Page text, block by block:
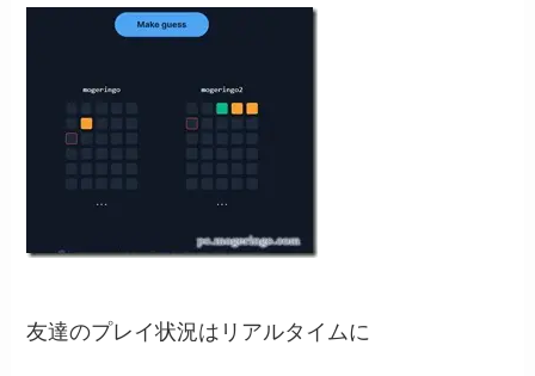
友達のプレイ状況はリアルタイムに